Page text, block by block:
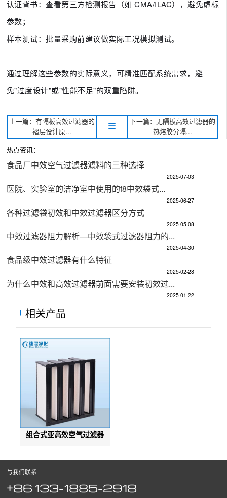
认证背书：查看第三方检测报告（如 CMA/ILAC），避免虚标
参数；
样本测试：批量采购前建议做实际工况模拟测试。
通过理解这些参数的实际意义，可精准匹配系统需求，避
免"过度设计"或"性能不足"的双重陷阱。
上一篇：有隔板高效过滤器的
褶层设计原...
下一篇：无隔板高效过滤器的
热熔胶分隔...
热点资讯：
食品厂中效空气过滤器滤料的三种选择
2025-07-03
医院、实验室的洁净室中使用的f8中效袋式...
2025-06-27
各种过滤袋初效和中效过滤器区分方式
2025-05-08
中效过滤器阻力解析—中效袋式过滤器阻力的...
2025-04-30
食品级中效过滤器有什么特征
2025-02-28
为什么中效和高效过滤器前面需要安装初效过...
2025-01-22
相关产品
组合式亚高效空气过滤器
与我们联系
+86 133-1885-2918